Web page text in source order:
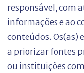
responsável, com
informações e ao
conteúdos. Os(as)
a priorizar fontes
ou instituições